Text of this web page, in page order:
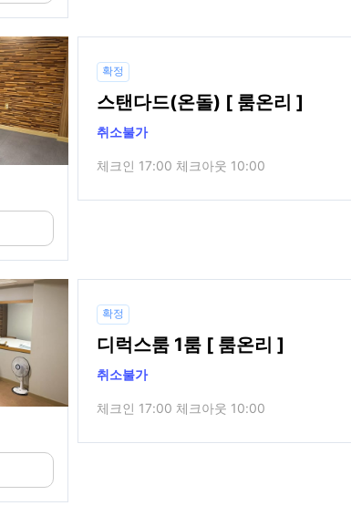
확정
스탠다드(온돌) [ 룸온리 ]
취소불가
체크인 17:00 체크아웃 10:00
확정
디럭스룸 1룸 [ 룸온리 ]
취소불가
체크인 17:00 체크아웃 10:00